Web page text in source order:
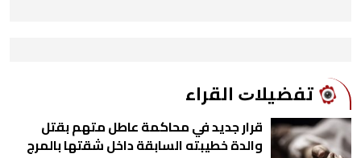
ﺗﻔﻀﻴﻼﺕ اﻟﻘﺮاء
قرار جديد في محاكمة عاطل متهم بقتل
والدة خطيبته السابقة داخل شقتها بالمرج